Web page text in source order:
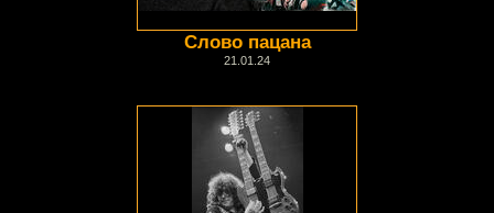
Слово пацана
21.01.24